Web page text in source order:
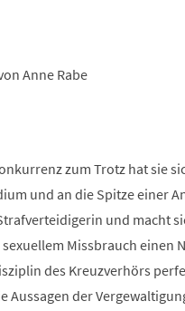
Anne Rabe
zum Trotz hat sie
und an die Spitze einer
und macht
Missbrauch einen
des Kreuzverhörs
Aussagen der